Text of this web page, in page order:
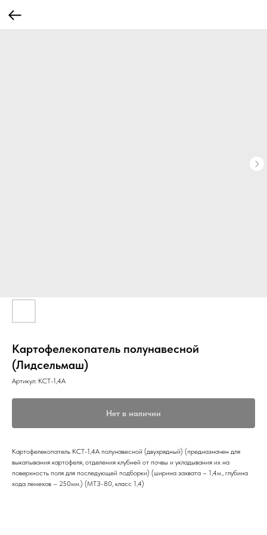
Картофелекопатель полунавесной
(Лидсельмаш)
Артикул: КСТ-1,4А
Нет в наличии
Картофелекопатель КСТ-1,4А полунавесной (двухрядный) (предназначен для
выкапывания картофеля, отделения клубней от почвы и укладывания их на
поверхность поля для последующей подборки) (ширина захвата – 1,4м., глубина
хода лемехов – 250мм.) (МТЗ-80, класс 1,4)